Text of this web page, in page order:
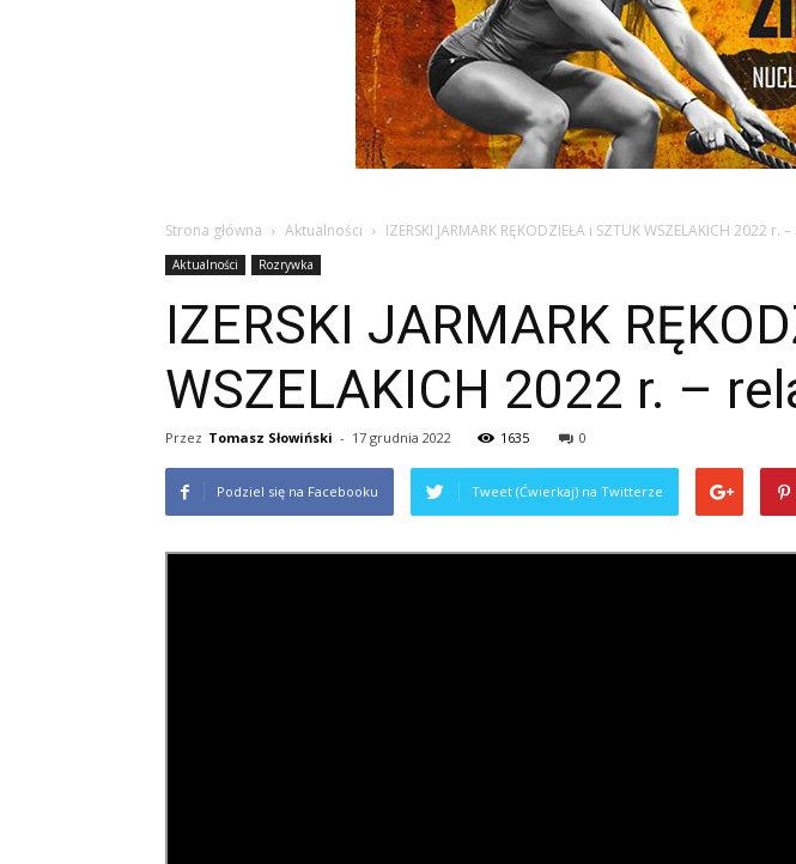
Strona główna Aktualności IZERSKI JARMARK RĘKODZIEŁA i SZTUK WSZELAKICH 2022 r.
Aktualności Rozrywka
IZERSKI JARMARK
WSZELAKICH 2022 r. –
Przez Tomasz Słowiński - 17 grudnia 2022 1635 0
Podziel się na Facebooku Tweet (Ćwierkaj) na Twitterze